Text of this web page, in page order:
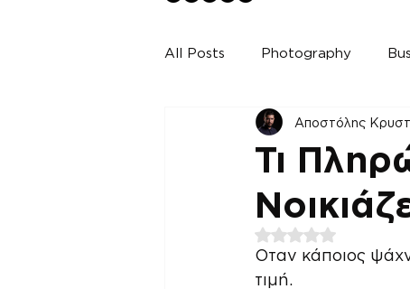
All Posts Photography
Τι
Αποστόλης
Βαθμολογήθηκε με
Οταν κάποιος
τιμή.